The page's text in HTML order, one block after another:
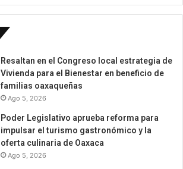
Resaltan en el Congreso local estrategia de
Vivienda para el Bienestar en beneficio de
familias oaxaqueñas
Ago 5, 2026
Poder Legislativo aprueba reforma para
impulsar el turismo gastronómico y la
oferta culinaria de Oaxaca
Ago 5, 2026